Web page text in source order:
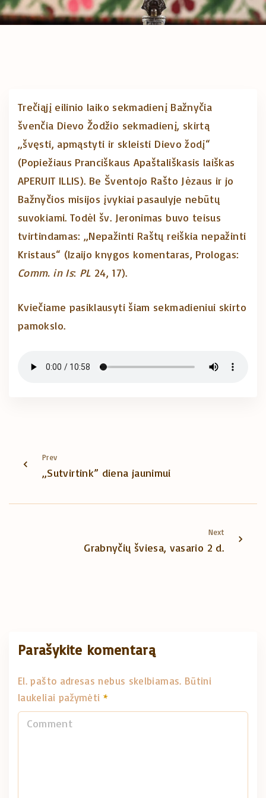
Trečiąjį eilinio laiko sekmadienį Bažnyčia
švenčia Dievo Žodžio sekmadienį, skirtą
„švęsti, apmąstyti ir skleisti Dievo žodį“
(Popiežiaus Pranciškaus Apaštališkasis laiškas
APERUIT ILLIS). Be Šventojo Rašto Jėzaus ir jo
Bažnyčios misijos įvykiai pasaulyje nebūtų
suvokiami. Todėl šv. Jeronimas buvo teisus
tvirtindamas: „Nepažinti Raštų reiškia nepažinti
Kristaus“ (Izaijo knygos komentaras, Prologas:
Comm. in Is: PL 24, 17).
Kviečiame pasiklausyti šiam sekmadieniui skirto
pamokslo.
Prev
„Sutvirtink” diena jaunimui
Next
Grabnyčių šviesa, vasario 2 d.
Parašykite komentarą
El. pašto adresas nebus skelbiamas. Būtini
laukeliai pažymėti *